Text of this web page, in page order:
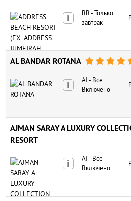
BB - Только
завтрак
i
AL BANDAR ROTANA    
AI - Все
Включено
i
AJMAN SARAY A LUXURY
RESORT
AI - Все
Включено
i